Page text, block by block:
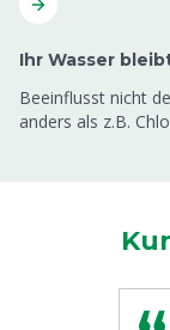
Ihr Wasser
Beeinflusst nicht
anders als z.B.